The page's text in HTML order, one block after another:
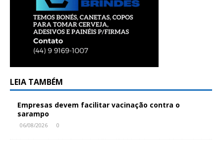
LEIA TAMBÉM
Empresas devem facilitar vacinação contra o
sarampo
06/08/2026 0